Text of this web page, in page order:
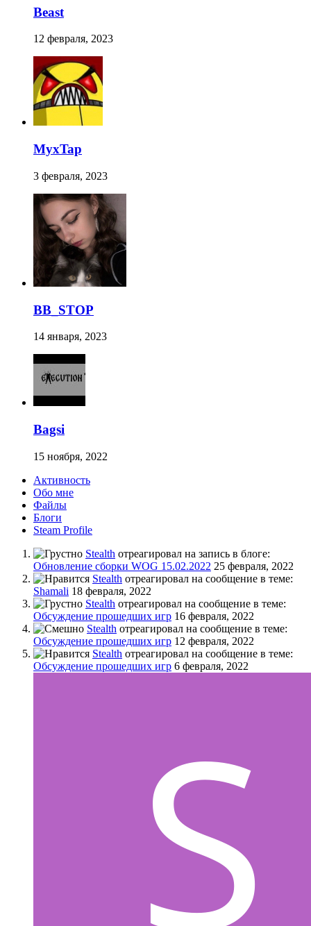
Beast
12 февраля, 2023
MyxTap
3 февраля, 2023
BB_STOP
14 января, 2023
Bagsi
15 ноября, 2022
Активность
Обо мне
Файлы
Блоги
Steam Profile
Stealth отреагировал на запись в блоге:
Обновление сборки WOG 15.02.2022 25 февраля, 2022
Stealth отреагировал на сообщение в теме:
Shamali 18 февраля, 2022
Stealth отреагировал на сообщение в теме:
Обсуждение прошедших игр 16 февраля, 2022
Stealth отреагировал на сообщение в теме:
Обсуждение прошедших игр 12 февраля, 2022
Stealth отреагировал на сообщение в теме:
Обсуждение прошедших игр 6 февраля, 2022